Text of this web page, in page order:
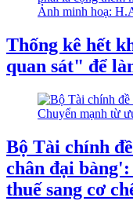
Thống kê hết
quan sát" để
Bộ Tài chính
chân đại
thuế sang cơ